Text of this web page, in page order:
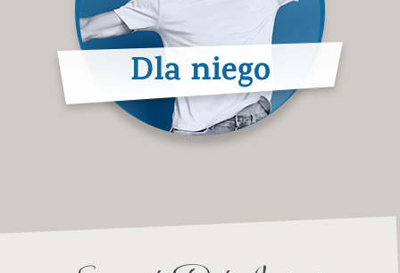
Dla niego